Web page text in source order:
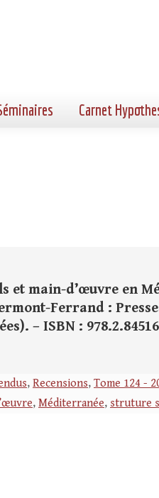
Carnet
et main-d’œuvre en
Ferrand :
– ISBN :
, Recensions, Tome 124 -
, Méditerranée, struture